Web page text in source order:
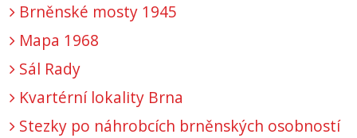
Brněnské mosty 1945
Mapa 1968
Sál Rady
Kvartérní lokality Brna
Stezky po náhrobcích brněnských osobností